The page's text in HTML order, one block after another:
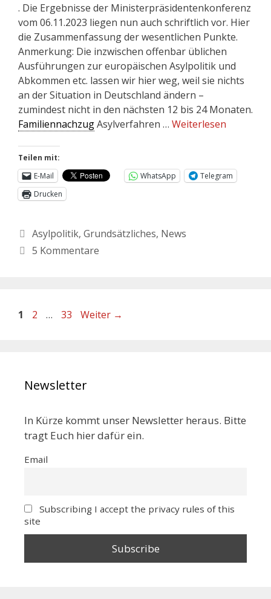
. Die Ergebnisse der Ministerpräsidentenkonferenz
vom 06.11.2023 liegen nun auch schriftlich vor. Hier
die Zusammenfassung der wesentlichen Punkte.
Anmerkung: Die inzwischen offenbar üblichen
Ausführungen zur europäischen Asylpolitik und
Abkommen etc. lassen wir hier weg, weil sie nichts
an der Situation in Deutschland ändern –
zumindest nicht in den nächsten 12 bis 24 Monaten.
FamiliennachzugAsylverfahren … Weiterlesen
Teilen mit:
E-Mail
WhatsApp
Telegram
Drucken
Asylpolitik, Grundsätzliches, News
5 Kommentare
1 2 … 33 Weiter →
Newsletter
In Kürze kommt unser Newsletter heraus. Bitte
tragt Euch hier dafür ein.
Email
Subscribing I accept the privacy rules of this
site